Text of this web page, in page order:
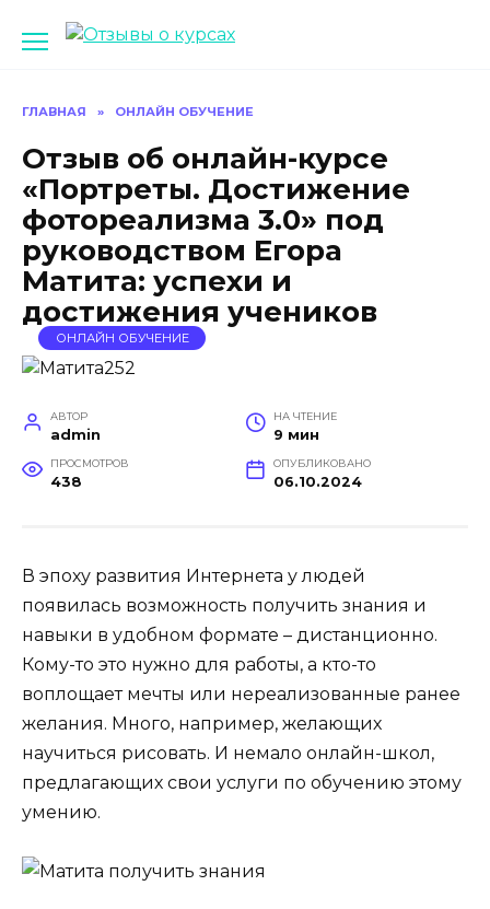
ГЛАВНАЯ » ОНЛАЙН ОБУЧЕНИЕ
Отзыв об онлайн-курсе
«Портреты. Достижение
фотореализма 3.0» под
руководством Егора
Матита: успехи и
достижения учеников
ОНЛАЙН ОБУЧЕНИЕ
АВТОР
admin
НА ЧТЕНИЕ
9 мин
ПРОСМОТРОВ
438
ОПУБЛИКОВАНО
06.10.2024
В эпоху развития Интернета у людей
появилась возможность получить знания и
навыки в удобном формате – дистанционно.
Кому-то это нужно для работы, а кто-то
воплощает мечты или нереализованные ранее
желания. Много, например, желающих
научиться рисовать. И немало онлайн-школ,
предлагающих свои услуги по обучению этому
умению.